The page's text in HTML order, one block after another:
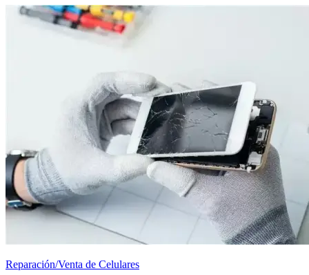
Reparación/Venta de Celulares